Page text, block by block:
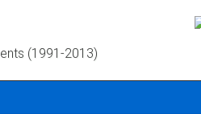
(1991-2013)